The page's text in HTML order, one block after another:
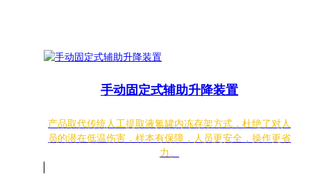
手动固定式辅助升降装置
产品取代传统人工提取液氮罐内冻存架方式，杜绝了对人
员的潜在低温伤害，样本有保障，人员更安全，操作更省
力。